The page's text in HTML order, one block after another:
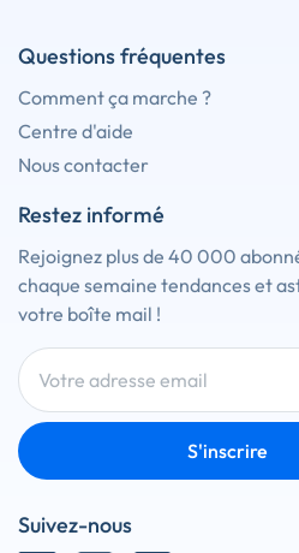
Questions fréquentes
Comment ça marche ?
Centre d'aide
Nous contacter
Restez informé
Rejoignez plus de 40 000
chaque semaine tendances et
votre boîte mail !
S'inscrire
Suivez-nous